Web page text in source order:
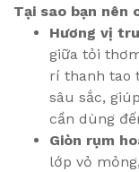
Tại sao bạn nên
Hương vị
giữa tỏi
rí thanh tao
sâu sắc,
cần dùng
Giòn rụm
lớp vỏ